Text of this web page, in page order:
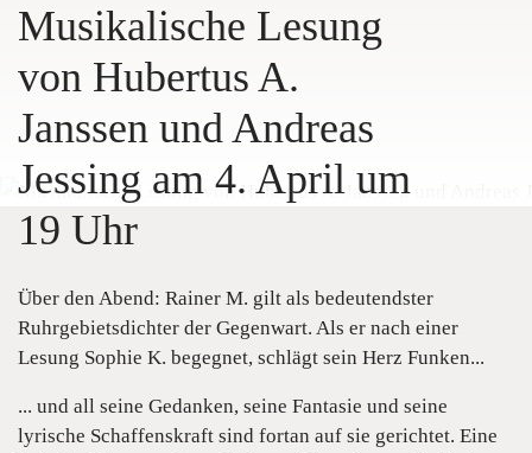
Musikalische Lesung
von Hubertus A.
Janssen und Andreas
Jessing am 4. April um
19 Uhr
Über den Abend: Rainer M. gilt als bedeutendster
Ruhrgebietsdichter der Gegenwart. Als er nach einer
Lesung Sophie K. begegnet, schlägt sein Herz Funken...
... und all seine Gedanken, seine Fantasie und seine
lyrische Schaffenskraft sind fortan auf sie gerichtet. Eine